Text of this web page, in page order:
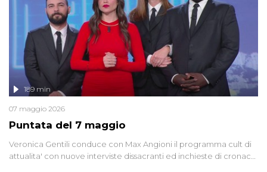
Puntata del 7 maggio
189 min
07 maggio 2026
Veronica Gentili conduce con Max Angioni il programma cult di
attualita' con nuove interviste dissacranti ed inchieste di cronaca